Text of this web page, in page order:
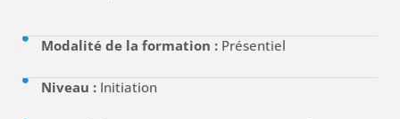
Modalité de la formation : Présentiel
Niveau : Initiation